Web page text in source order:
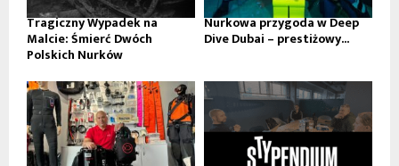
Tragiczny Wypadek na
Malcie: Śmierć Dwóch
Polskich Nurków
Nurkowa przygoda w Deep
Dive Dubai – prestiżowy...